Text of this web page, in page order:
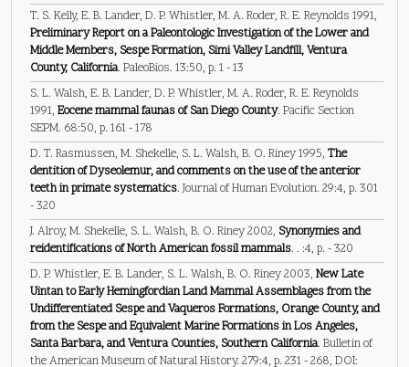
T. S. Kelly, E. B. Lander, D. P. Whistler, M. A. Roder, R. E. Reynolds 1991,
Preliminary Report on a Paleontologic Investigation of the Lower and
Middle Members, Sespe Formation, Simi Valley Landfill, Ventura
County, California. PaleoBios. 13:50, p. 1 - 13
S. L. Walsh, E. B. Lander, D. P. Whistler, M. A. Roder, R. E. Reynolds
1991, Eocene mammal faunas of San Diego County. Pacific Section
SEPM. 68:50, p. 161 - 178
D. T. Rasmussen, M. Shekelle, S. L. Walsh, B. O. Riney 1995, The
dentition of Dyseolemur, and comments on the use of the anterior
teeth in primate systematics. Journal of Human Evolution. 29:4, p. 301
- 320
J. Alroy, M. Shekelle, S. L. Walsh, B. O. Riney 2002, Synonymies and
reidentifications of North American fossil mammals. . :4, p. - 320
D. P. Whistler, E. B. Lander, S. L. Walsh, B. O. Riney 2003, New Late
Uintan to Early Hemingfordian Land Mammal Assemblages from the
Undifferentiated Sespe and Vaqueros Formations, Orange County, and
from the Sespe and Equivalent Marine Formations in Los Angeles,
Santa Barbara, and Ventura Counties, Southern California. Bulletin of
the American Museum of Natural History. 279:4, p. 231 - 268, DOI: